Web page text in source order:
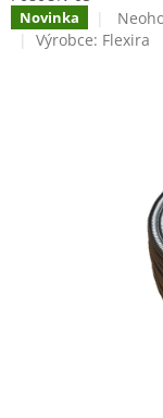
Novinka
Výrobce: Flexira